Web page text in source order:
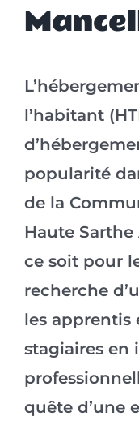
l’habitant
popularité
de la
Haute
ce soit pour
recherche
les apprentis
stagiaires en
quête d’une